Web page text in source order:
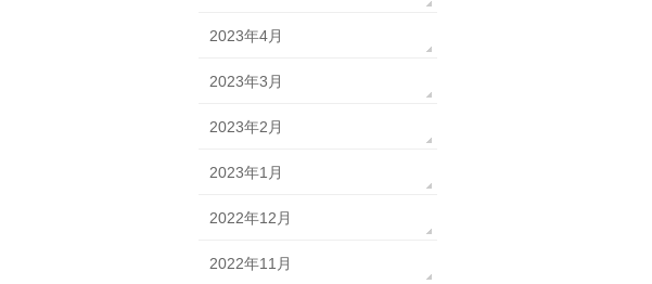
2023年4月
2023年3月
2023年2月
2023年1月
2022年12月
2022年11月